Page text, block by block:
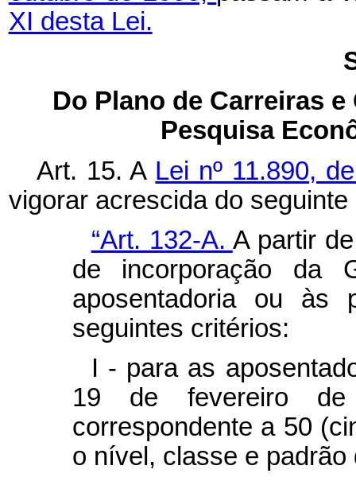
XI desta Lei.
Do Plano de Carreiras
Pesquisa
Art. 15. A Lei nº 11.890,
vigorar acrescida do seguinte
“Art. 132-A. A partir
de incorporação da
aposentadoria ou às
seguintes critérios:
I - para as
19 de fevereiro
correspondente a 50
o nível, classe e padrão